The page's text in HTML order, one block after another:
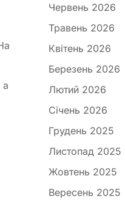
а
Червень 2026
Травень 2026
Квітень 2026
Березень 2026
Лютий 2026
Січень 2026
Грудень 2025
Листопад 2025
Жовтень 2025
Вересень 2025